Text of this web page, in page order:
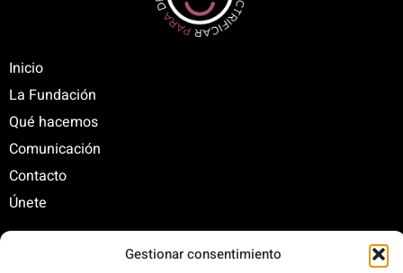
Gestionar consentimiento
Inicio
La Fundación
Qué hacemos
Comunicación
Contacto
Únete